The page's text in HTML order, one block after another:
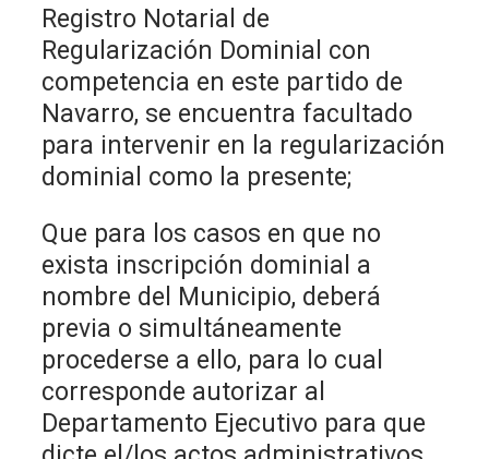
Registro Notarial de
Regularización Dominial con
competencia en este partido de
Navarro, se encuentra facultado
para intervenir en la regularización
dominial como la presente;
Que para los casos en que no
exista inscripción dominial a
nombre del Municipio, deberá
previa o simultáneamente
procederse a ello, para lo cual
corresponde autorizar al
Departamento Ejecutivo para que